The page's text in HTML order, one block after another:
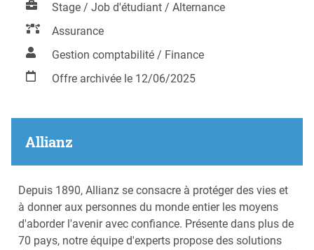
Stage / Job d'étudiant / Alternance
Assurance
Gestion comptabilité / Finance
Offre archivée le 12/06/2025
Allianz
Depuis 1890, Allianz se consacre à protéger des vies et
à donner aux personnes du monde entier les moyens
d'aborder l'avenir avec confiance. Présente dans plus de
70 pays, notre équipe d'experts propose des solutions